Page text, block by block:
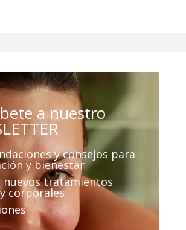
a nuestro
y consejos para
y bienestar
nuevos tratamientos
corporales